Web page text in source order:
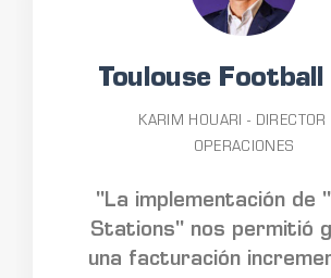
Toulouse Football
KARIM HOUARI - DIRECTOR
OPERACIONES
"La implementación de
Stations" nos permitió
una facturación